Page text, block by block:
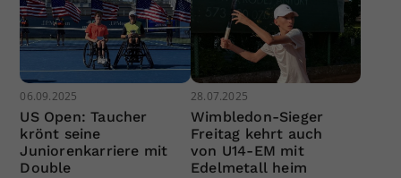
06.09.2025
US Open: Taucher
krönt seine
Juniorenkarriere mit
Double
28.07.2025
Wimbledon-Sieger
Freitag kehrt auch
von U14-EM mit
Edelmetall heim